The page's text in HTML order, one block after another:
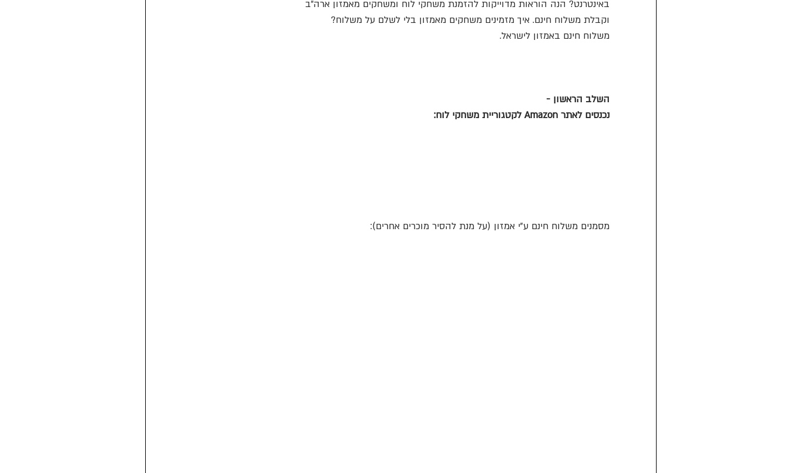
באינטרנט? הנה הוראות מדוייקות להזמנת משחקי לוח ומשחקים מאמזון ארה"ב
וקבלת משלוח חינם. איך מזמינים משחקים מאמזון בלי לשלם על משלוח?
משלוח חינם באמזון לישראל.
השלב הראשון -
נכנסים לאתר Amazon לקטגוריית משחקי לוח:
מסמנים משלוח חינם ע"י אמזון (על מנת להסיר מוכרים אחרים):